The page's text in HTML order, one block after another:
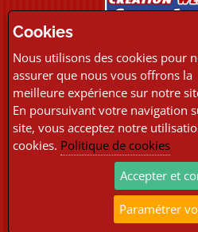
Copyright © 2026 Location
Tous droits
Cookies
Nous utilisons des cookies pour
assurer que nous vous offrons la
meilleure expérience sur notre
En poursuivant votre navigation
site, vous acceptez notre
cookies. Politique de cookies
Accepter et
Paramétrer